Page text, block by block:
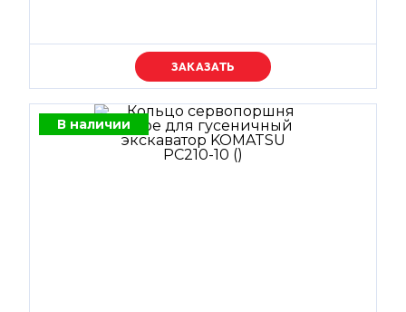
Уточняйте цену
В наличии